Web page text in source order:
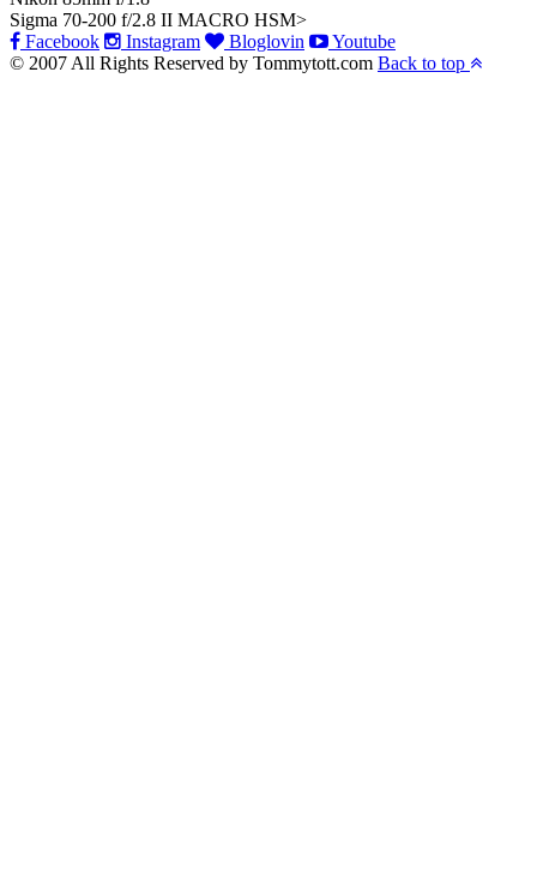
Sigma 70-200 f/2.8 II MACRO HSM>
Facebook
Instagram Bloglovin
Youtube
© 2007 All Rights Reserved by Tommytott.com Back to top